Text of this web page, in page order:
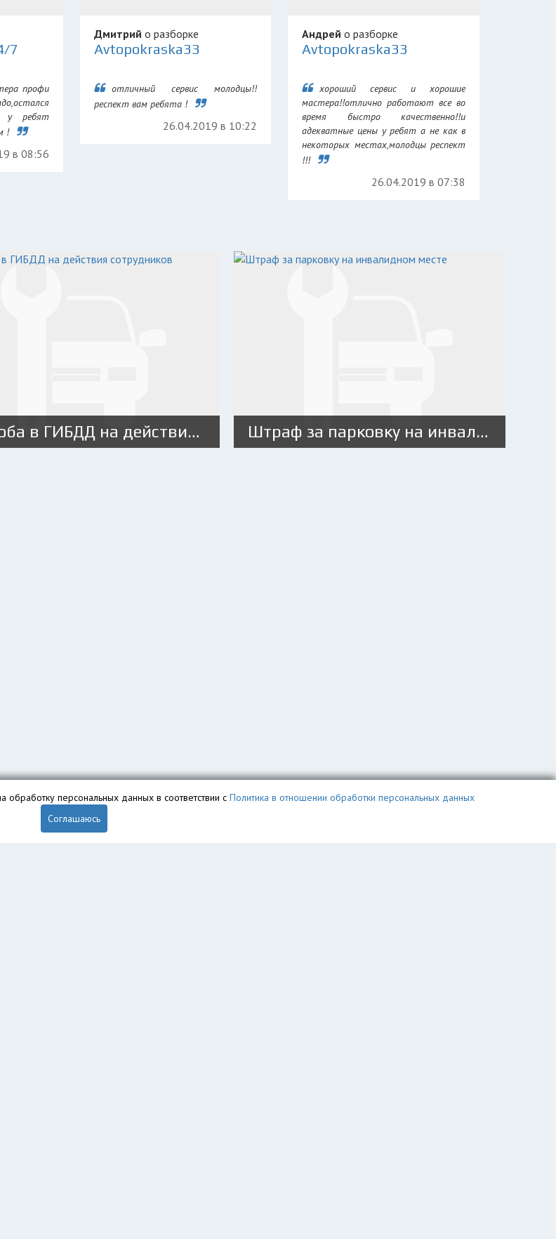
7
профи
у ребят
!
в 08:56
Дмитрий о разборке
Avtopokraska33
отличный сервис молодцы!!
респект вам ребята !
26.04.2019 в 10:22
Андрей о разборке
Avtopokraska33
хороший сервис и хорошие
мастера!!отлично работают все во
время быстро качественно!!и
адекватные цены у ребят а не как в
некоторых местах,молодцы респект
!!!
26.04.2019 в 07:38
Жалоба в ГИБДД на действия сотрудников Штраф за парковку на инвалидном месте
обработку персональных данных в соответствии с Политика в отношении обработки персональных данных
Соглашаюсь